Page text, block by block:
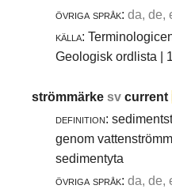
övriga språk: da, de,
källa:
Geologisk ordlista |
strömmärkesvcurrent
definition:
genom
sedimentyta
övriga språk: da, de,